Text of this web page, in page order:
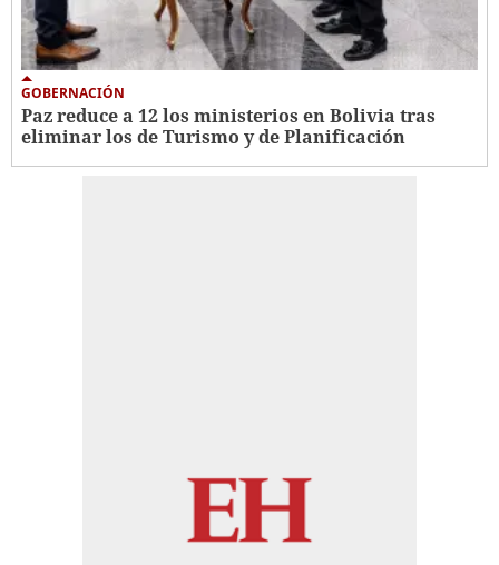
GOBERNACIÓN
Paz reduce a 12 los ministerios en Bolivia tras
eliminar los de Turismo y de Planificación